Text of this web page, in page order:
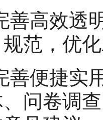
善高效透
范，优
善便捷实
问卷调